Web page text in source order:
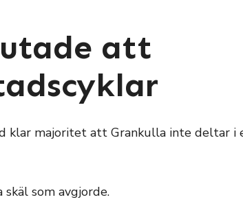
att
klar majoritet att Grankulla inte deltar i
som avgjorde.